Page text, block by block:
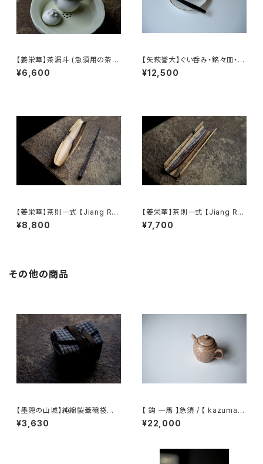
【姜栄華】茶漏斗 (急須用の茶葉
じょうご) / 【Jiang Ronghua】
Tea Funnel
¥6,600
【矢萩誉大】ぐい呑み・銘々皿・菓
子切 / 【Takahiro 】Sake Cu
p, Plate & Japanese Sweet
¥12,500
【姜栄華】茶則一式 【Jiang Ro
nghua】A complete tea tray
set
¥8,800
【姜栄華】茶則一式 【Jiang Ro
nghua】A complete tea tray
set
¥7,700
その他の商品
【墨隠の山城】純綿製蓋碗袋内【
【 墨隐の山城 】香雲紗 植物染
仕覆 めカップ袋 【 Ink & Moun
¥3,630
【 鈎 一馬 】急須 / 【 kazuma
magari 】teapot
¥22,000